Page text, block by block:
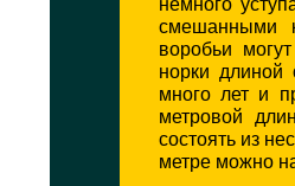
смешанными
воробьи
норки длиной
много лет и
метровой
состоять из
метре можно